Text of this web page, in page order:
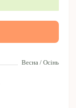
Весна / Осінь